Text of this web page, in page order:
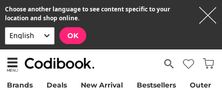
Choose another language to see content specific to your
location and shop online.
OK
Brands Deals New Arrival Bestsellers Outer